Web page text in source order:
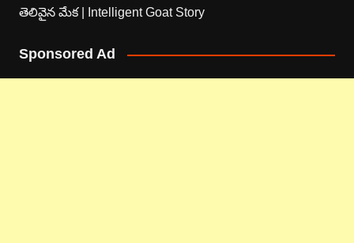
తెలివైన మేక | Intelligent Goat Story
Sponsored Ad